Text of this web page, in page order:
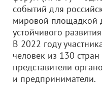
событий для
мировой площадкой
устойчивого
В 2022 году
человек из 130
представители
и предприниматели.